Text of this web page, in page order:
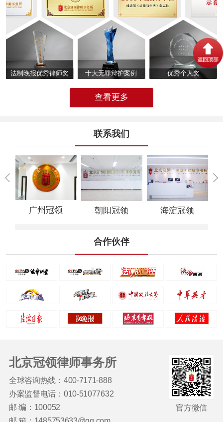
法制晚报优秀律师奖 十大无罪辩护案例 优秀个人奖
查看更多
联系我们
广州冠领 朝阳冠领 海淀冠领
合作伙伴
北京冠领律师事务所
全球咨询热线：400-7171-888
办案监督电话：010-51077632
邮 编：100052
官方微信